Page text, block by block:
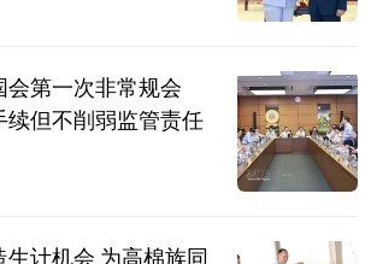
会第一次非常规会
续但不削弱监管责任
计机会 为高棉族同